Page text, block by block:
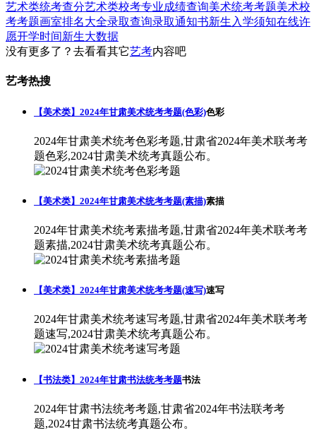
艺术类统考查分艺术类校考专业成绩查询美术统考考题美术校
考考题画室排名大全录取查询录取通知书新生入学须知在线许
愿开学时间新生大数据
没有更多了？去看看其它艺考内容吧
艺考热搜
【美术类】2024年甘肃美术统考考题(色彩)色彩
2024年甘肃美术统考色彩考题,甘肃省2024年美术联考考
题色彩,2024甘肃美术统考真题公布。
【美术类】2024年甘肃美术统考考题(素描)素描
2024年甘肃美术统考素描考题,甘肃省2024年美术联考考
题素描,2024甘肃美术统考真题公布。
【美术类】2024年甘肃美术统考考题(速写)速写
2024年甘肃美术统考速写考题,甘肃省2024年美术联考考
题速写,2024甘肃美术统考真题公布。
【书法类】2024年甘肃书法统考考题书法
2024年甘肃书法统考考题,甘肃省2024年书法联考考
题,2024甘肃书法统考真题公布。